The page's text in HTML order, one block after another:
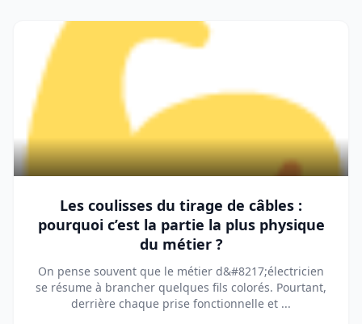
Les coulisses du tirage de câbles :
pourquoi c’est la partie la plus physique
du métier ?
On pense souvent que le métier d&#8217;électricien
se résume à brancher quelques fils colorés. Pourtant,
derrière chaque prise fonctionnelle et ...